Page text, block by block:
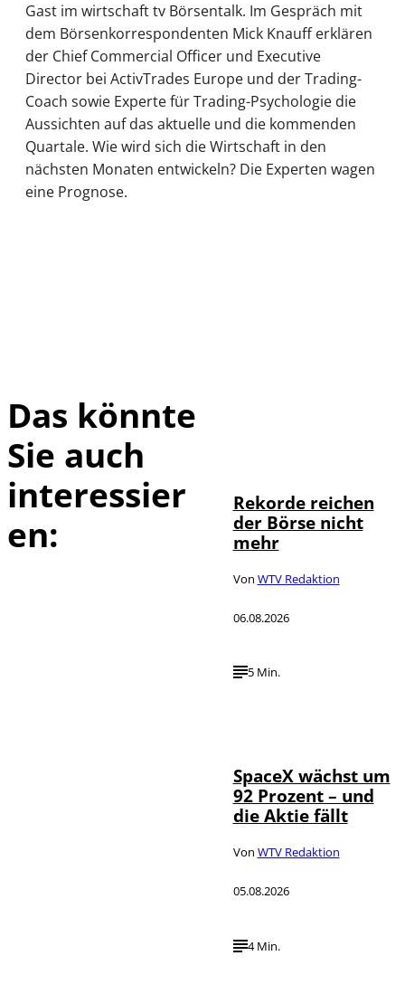
Gast im wirtschaft tv Börsentalk. Im Gespräch mit
dem Börsenkorrespondenten Mick Knauff erklären
der Chief Commercial Officer und Executive
Director bei ActivTrades Europe und der Trading-
Coach sowie Experte für Trading-Psychologie die
Aussichten auf das aktuelle und die kommenden
Quartale. Wie wird sich die Wirtschaft in den
nächsten Monaten entwickeln? Die Experten wagen
eine Prognose.
Das könnte
Sie auch
interessier
en:
Rekorde reichen
der Börse nicht
mehr
Von WTV Redaktion
06.08.2026
5 Min.
SpaceX wächst um
92 Prozent – und
die Aktie fällt
Von WTV Redaktion
05.08.2026
4 Min.